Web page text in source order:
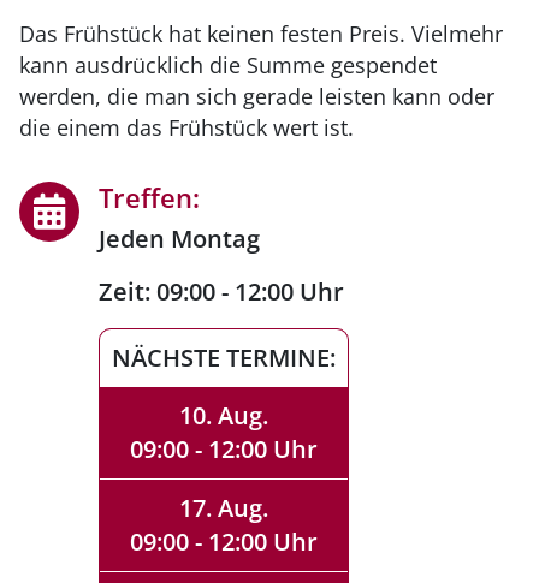
Das Frühstück hat keinen festen Preis. Vielmehr
kann ausdrücklich die Summe gespendet
werden, die man sich gerade leisten kann oder
die einem das Frühstück wert ist.
Treffen:
Jeden Montag
Zeit: 09:00 - 12:00 Uhr
NÄCHSTE TERMINE:
10. Aug.
09:00 - 12:00 Uhr
17. Aug.
09:00 - 12:00 Uhr